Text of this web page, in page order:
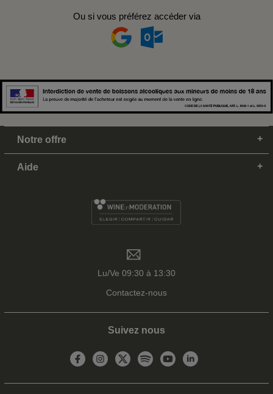
Ou si vous préférez accéder via
Notre offre
Aide
Lu/Ve 09:30 à 13:30
Contactez-nous
Suivez nous